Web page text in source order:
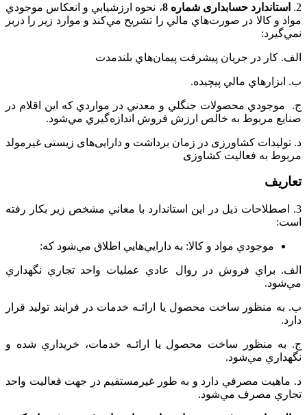
2. استاندارد حسابداری شماره 8 ، نحوه‌ ارزشيابي‌ و انعكاس‌ موجودي‌
مواد و کالا در صورت‌هاي‌ مالي‌ را تشريح‌ مي‌كند و موارد زير را دربر
نمي‌گيرد:
الف. كار در جريان‌ پيشرفت‌ پيمان‌هاي‌ بلندمدت‌
ب‌. ابزارهاي‌ مالي‌ پيچيده‌.
ج‌. موجودي محصولات جنگلي‌ و معدني‌ در مواردي‌ كه‌ اين‌ اقلام‌ در
صنايع‌ مربوط‌ به‌ خالص‌ ارزش‌ فروش‌ اندازه‌گيري‌ مي‌شود.
د. تولیدات کشاورزی در زمان برداشت و دارایی‌های زیستی غیرمولد
مربوط به فعالیت کشاوزی
تعاريف‌
3. اصطلاحات‌ ذيل‌ در اين‌ استاندارد با معاني‌ مشخص‌ زير بكار رفته‌
است‌:
موجودي‌ مواد و کالا‌: به‌ دارايي‌هايي‌ اطلاق‌ مي‌شود كه‌:
الف. براي‌ فروش‌ در روال‌ عادي‌ عمليات‌ واحد تجاري‌ نگهداري‌
مي‌شود.
ب‌. به منظور ساخت‌ محصول‌ يا ارائـه‌ خدمات‌ در فرايند توليد قرار
دارد.
ج‌. به منظور ساخت‌ محصول‌ يا ارائـه‌ خدمات‌، خريداري‌ شده‌ و
نگهداري‌ مي‌شود.
د. ماهيت‌ مصرفي‌ دارد و به‌ طور غيرمستقيم‌ در جهت‌ فعاليت‌ واحد
تجاري‌ مصرف‌ مي‌شود.